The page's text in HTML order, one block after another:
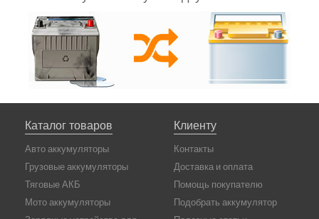
Каталог товаров
Авто аккумуляторы
Грузовые аккумуляторы
Тяговые АКБ
Мото аккумуляторы
Клиенту
Контакты
Доставка и оплата
Помощь покупателю
Подобрать аккумулятор